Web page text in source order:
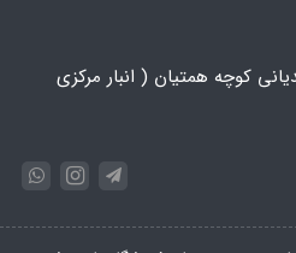
کوچه همتیان ( انبار مرکزی